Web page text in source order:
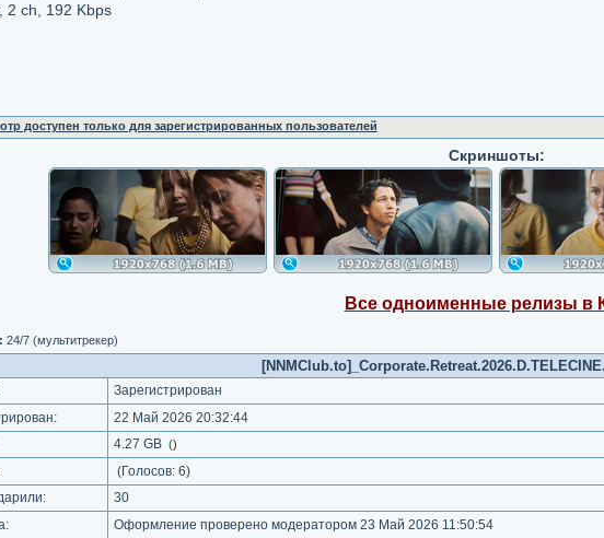
2 ch, 192 Kbps
доступен только для зарегистрированных пользователей
Скриншоты:
Все одноименные релизы в
24/7 (мультитрекер)
Зарегистрирован
22 Май 2026 20:32:44
4.27 GB ()
(Голосов: 6)
30
Оформление проверено модератором 23 Май 2026 11:50:54